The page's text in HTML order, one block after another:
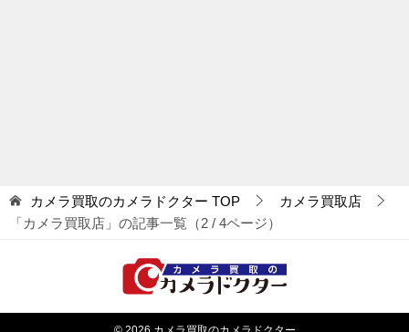
カメラ買取のカメラドクター TOP
カメラ買取店
「カメラ買取店」の記事一覧（2 / 4ページ）